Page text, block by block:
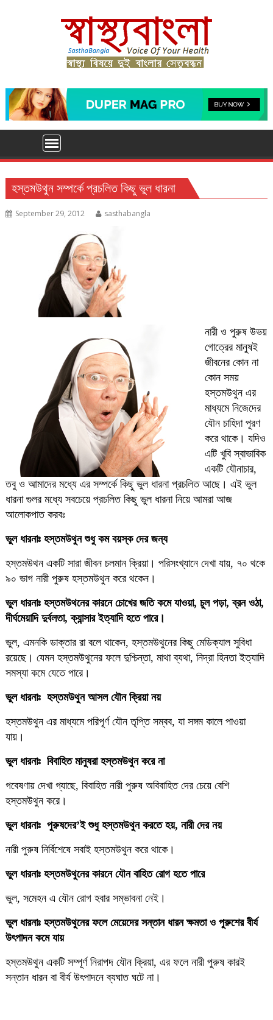
হস্তমউথুন সম্পর্কে প্রচলিত কিছু ভুল ধারনা
September 29, 2012 sasthabangla
নারী ও পুরুষ উভয়
গোত্রের মানুষই
জীবনের কোন না
কোন সময়
হস্তমউথুন এর
মাধ্যমে নিজেদের
যৌন চাহিদা পূরণ
করে থাকে। যদিও
এটি খুবি স্বাভাবিক
একটি যৌনাচার,
তবু ও আমাদের মধ্যে এর সম্পর্কে কিছু ভুল ধারনা প্রচলিত আছে। এই ভুল
ধারনা গুলর মধ্যে সবচেয়ে প্রচলিত কিছু ভুল ধারনা নিয়ে আমরা আজ
আলোকপাত করবঃ
ভুল ধারনাঃ হস্তমউথুন শুধু কম বয়স্ক দের জন্য
হস্তমউথন একটি সারা জীবন চলমান ক্রিয়া। পরিসংখ্যানে দেখা যায়, ৭০ থকে
৯০ ভাগ নারী পুরুষ হস্তমউথুন করে থকেন।
ভুল ধারনাঃ হস্তমউথনের কারনে চোখের জতি কমে যাওয়া, চুল পড়া, ব্রন ওঠা,
দীর্ঘমেয়াদি দুর্বলতা, ক্যান্সার ইত্যাদি হতে পারে।
ভুল, এমনকি ডাক্তার রা বলে থাকেন, হস্তমউথুনের কিছু মেডিক্যাল সুবিধা
রয়েছে। যেমন হস্তমউথুনের ফলে দুশ্চিন্তা, মাথা ব্যথা, নিদ্রা হিনতা ইত্যাদি
সমস্যা কমে যেতে পারে।
ভুল ধারনাঃ হস্তমউথুন আসল যৌন ক্রিয়া নয়
হস্তমউথুন এর মাধ্যমে পরিপূর্ণ যৌন তৃপ্তি সম্বব, যা সঙ্গম কালে পাওয়া
যায়।
ভুল ধারনাঃ বিবাহিত মানুষরা হস্তমউথুন করে না
গবেষণায় দেখা গ্যাছে, বিবাহিত নারী পুরুষ অবিবাহিত দের চেয়ে বেশি
হস্তমউথুন করে।
ভুল ধারনাঃ পুরুষদের’ই শুধু হস্তমউথুন করতে হয়, নারী দের নয়
নারী পুরুষ নির্বিশেষে সবাই হস্তমউথুন করে থাকে।
ভুল ধারনাঃ হস্তমউথুনের কারনে যৌন বাহিত রোগ হতে পারে
ভুল, সমেহন এ যৌন রোগ হবার সম্ভাবনা নেই।
ভুল ধারনাঃ হস্তমউথুনের ফলে মেয়েদের সন্তান ধারন ক্ষমতা ও পুরুশের বীর্য
উৎপাদন কমে যায়
হস্তমউথুন একটি সম্পূর্ণ নিরাপদ যৌন ক্রিয়া, এর ফলে নারী পুরুষ কারই
সন্তান ধারন বা বীর্য উৎপাদনে ব্যঘাত ঘটে না।